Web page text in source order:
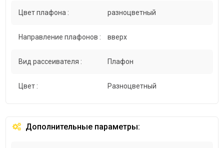
Цвет плафона : разноцветный
Направление плафонов : вверх
Вид рассеивателя : Плафон
Цвет : Разноцветный
Дополнительные параметры: